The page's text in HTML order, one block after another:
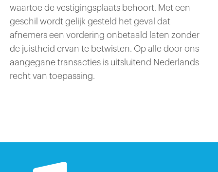
waartoe de vestigingsplaats behoort. Met een
geschil wordt gelijk gesteld het geval dat
afnemers een vordering onbetaald laten zonder
de juistheid ervan te betwisten. Op alle door ons
aangegane transacties is uitsluitend Nederlands
recht van toepassing.